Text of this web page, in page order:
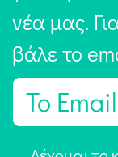
νέα μας.
βάλε το
E